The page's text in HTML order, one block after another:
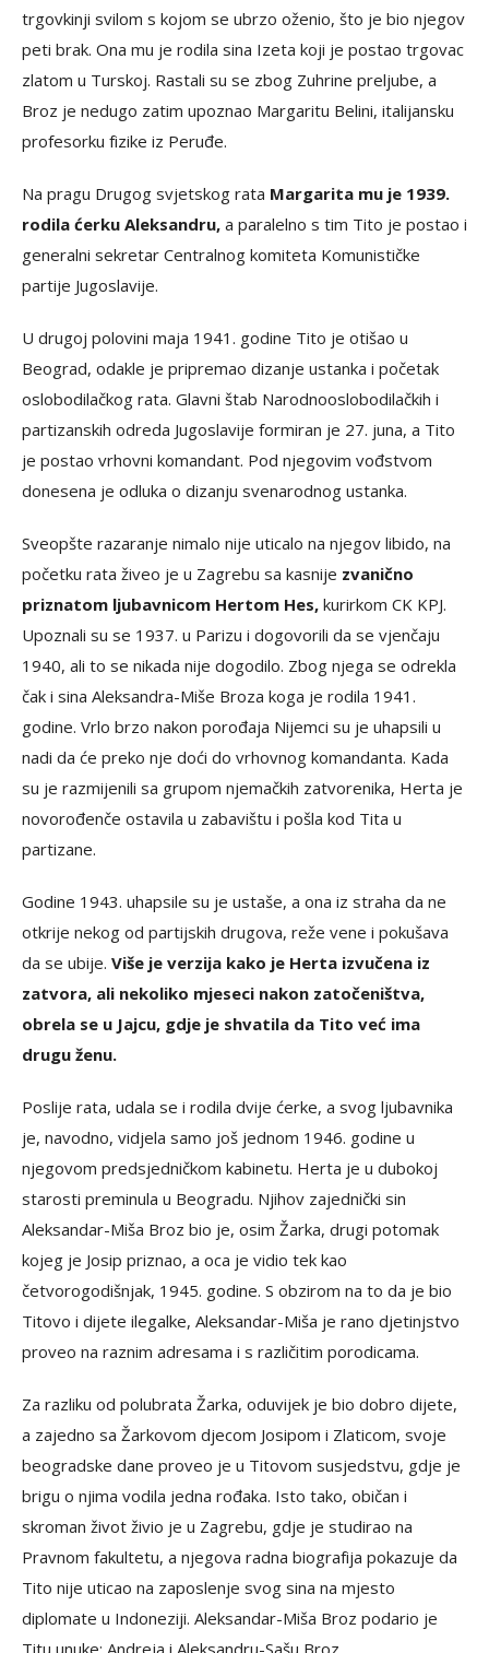
trgovkinji svilom s kojom se ubrzo oženio, što je bio njegov
peti brak. Ona mu je rodila sina Izeta koji je postao trgovac
zlatom u Turskoj. Rastali su se zbog Zuhrine preljube, a
Broz je nedugo zatim upoznao Margaritu Belini, italijansku
profesorku fizike iz Peruđe.
Na pragu Drugog svjetskog rata Margarita mu je 1939.
rodila ćerku Aleksandru, a paralelno s tim Tito je postao i
generalni sekretar Centralnog komiteta Komunističke
partije Jugoslavije.
U drugoj polovini maja 1941. godine Tito je otišao u
Beograd, odakle je pripremao dizanje ustanka i početak
oslobodilačkog rata. Glavni štab Narodnooslobodilačkih i
partizanskih odreda Jugoslavije formiran je 27. juna, a Tito
je postao vrhovni komandant. Pod njegovim vođstvom
donesena je odluka o dizanju svenarodnog ustanka.
Sveopšte razaranje nimalo nije uticalo na njegov libido, na
početku rata živeo je u Zagrebu sa kasnije zvanično
priznatom ljubavnicom Hertom Hes, kurirkom CK KPJ.
Upoznali su se 1937. u Parizu i dogovorili da se vjenčaju
1940, ali to se nikada nije dogodilo. Zbog njega se odrekla
čak i sina Aleksandra-Miše Broza koga je rodila 1941.
godine. Vrlo brzo nakon porođaja Nijemci su je uhapsili u
nadi da će preko nje doći do vrhovnog komandanta. Kada
su je razmijenili sa grupom njemačkih zatvorenika, Herta je
novorođenče ostavila u zabavištu i pošla kod Tita u
partizane.
Godine 1943. uhapsile su je ustaše, a ona iz straha da ne
otkrije nekog od partijskih drugova, reže vene i pokušava
da se ubije. Više je verzija kako je Herta izvučena iz
zatvora, ali nekoliko mjeseci nakon zatočeništva,
obrela se u Jajcu, gdje je shvatila da Tito već ima
drugu ženu.
Poslije rata, udala se i rodila dvije ćerke, a svog ljubavnika
je, navodno, vidjela samo još jednom 1946. godine u
njegovom predsjedničkom kabinetu. Herta je u dubokoj
starosti preminula u Beogradu. Njihov zajednički sin
Aleksandar-Miša Broz bio je, osim Žarka, drugi potomak
kojeg je Josip priznao, a oca je vidio tek kao
četvorogodišnjak, 1945. godine. S obzirom na to da je bio
Titovo i dijete ilegalke, Aleksandar-Miša je rano djetinjstvo
proveo na raznim adresama i s različitim porodicama.
Za razliku od polubrata Žarka, oduvijek je bio dobro dijete,
a zajedno sa Žarkovom djecom Josipom i Zlaticom, svoje
beogradske dane proveo je u Titovom susjedstvu, gdje je
brigu o njima vodila jedna rođaka. Isto tako, običan i
skroman život živio je u Zagrebu, gdje je studirao na
Pravnom fakultetu, a njegova radna biografija pokazuje da
Tito nije uticao na zaposlenje svog sina na mjesto
diplomate u Indoneziji. Aleksandar-Miša Broz podario je
Titu unuke: Andreja i Aleksandru-Sašu Broz.